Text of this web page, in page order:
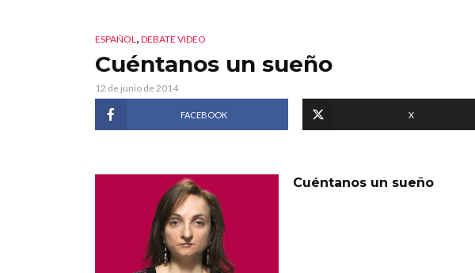
ESPAÑOL, DEBATE VIDEO
Cuéntanos un sueño
12 de junio de 2014
FACEBOOK X
Cuéntanos un sueño